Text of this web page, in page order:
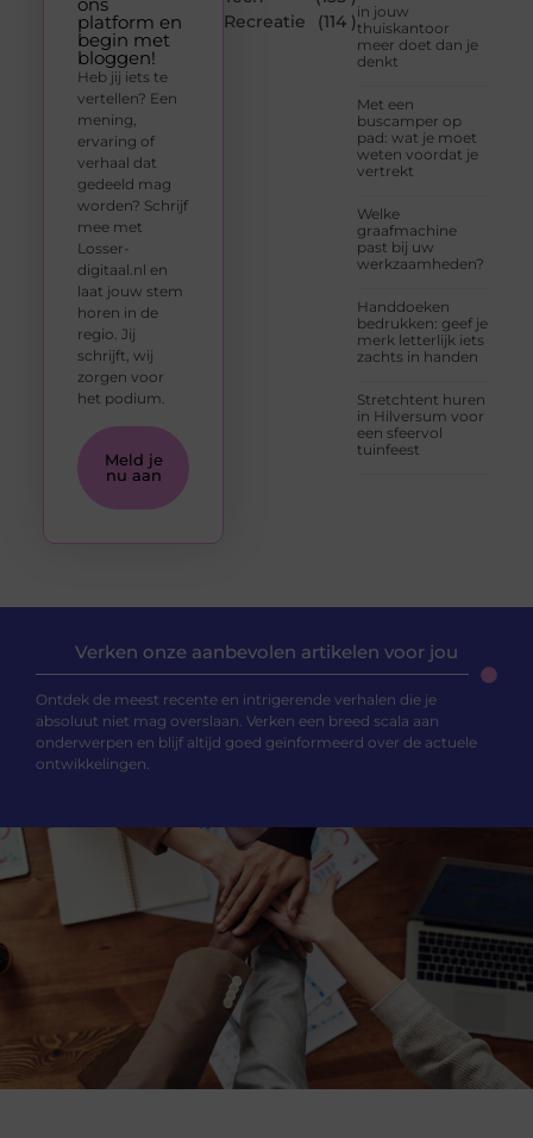
Recreatie
(114 ) in jouw
thuiskantoor
meer doet dan je
denkt
Met een
buscamper op
pad: wat je moet
weten voordat je
vertrekt
Welke
graafmachine
past bij uw
werkzaamheden?
Handdoeken
bedrukken: geef je
merk letterlijk iets
zachts in handen
Stretchtent huren
in Hilversum voor
een sfeervol
tuinfeest
platform en
begin met
bloggen!
Heb jij iets te
vertellen? Een
mening,
ervaring of
verhaal dat
gedeeld mag
worden? Schrijf
mee met
Losser-
digitaal.nl en
laat jouw stem
horen in de
regio. Jij
schrijft, wij
zorgen voor
het podium.
Meld je
nu aan
Verken onze aanbevolen artikelen voor jou
Ontdek de meest recente en intrigerende verhalen die je
absoluut niet mag overslaan. Verken een breed scala aan
onderwerpen en blijf altijd goed geïnformeerd over de actuele
ontwikkelingen.